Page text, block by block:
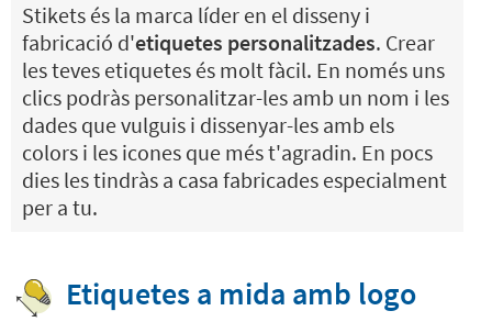
Stikets és la marca líder en el disseny i
fabricació d'etiquetes personalitzades. Crear
les teves etiquetes és molt fàcil. En només uns
clics podràs personalitzar-les amb un nom i les
dades que vulguis i dissenyar-les amb els
colors i les icones que més t'agradin. En pocs
dies les tindràs a casa fabricades especialment
per a tu.
Etiquetes a mida amb logo